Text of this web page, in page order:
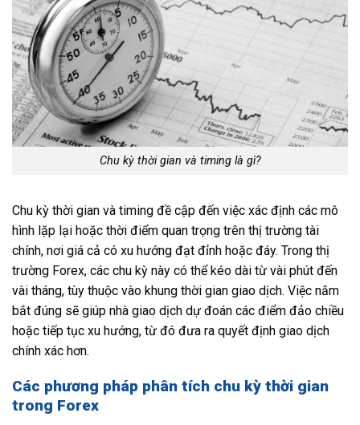
Chu kỳ thời gian và timing là gì?
Chu kỳ thời gian và timing đề cập đến việc xác định các mô
hình lặp lại hoặc thời điểm quan trọng trên thị trường tài
chính, nơi giá cả có xu hướng đạt đỉnh hoặc đáy. Trong thị
trường Forex, các chu kỳ này có thể kéo dài từ vài phút đến
vài tháng, tùy thuộc vào khung thời gian giao dịch. Việc nắm
bắt đúng sẽ giúp nhà giao dịch dự đoán các điểm đảo chiều
hoặc tiếp tục xu hướng, từ đó đưa ra quyết định giao dịch
chính xác hơn.
Các phương pháp phân tích chu kỳ thời gian
trong Forex